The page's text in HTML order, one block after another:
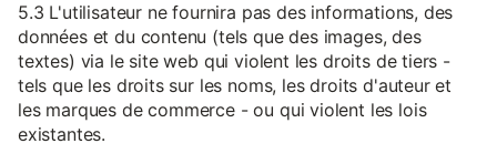
5.3 L'utilisateur ne fournira pas des informations, des
données et du contenu (tels que des images, des
textes) via le site web qui violent les droits de tiers -
tels que les droits sur les noms, les droits d'auteur et
les marques de commerce - ou qui violent les lois
existantes.